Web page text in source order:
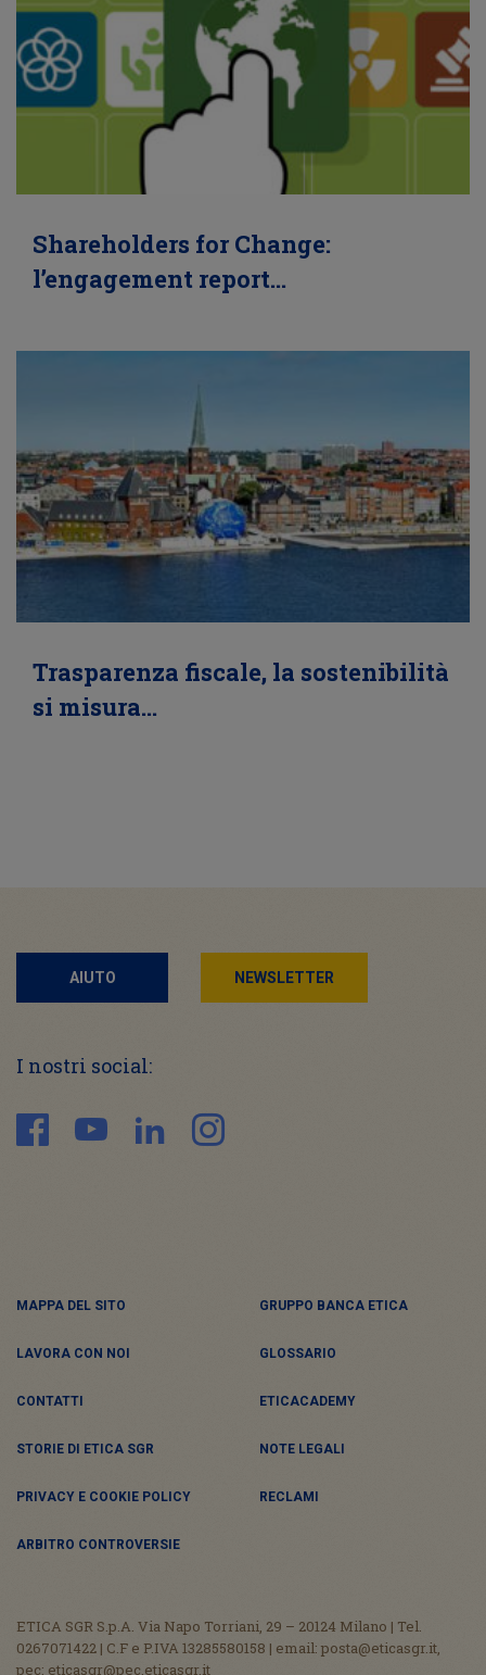
Shareholders for Change:
l’engagement report…
Trasparenza fiscale, la sostenibilità
si misura…
AIUTO NEWSLETTER
I nostri social:
MAPPA DEL SITO GRUPPO BANCA ETICA
LAVORA CON NOI GLOSSARIO
CONTATTI ETICACADEMY
STORIE DI ETICA SGR NOTE LEGALI
PRIVACY E COOKIE POLICY RECLAMI
ARBITRO CONTROVERSIE
ETICA SGR S.p.A. Via Napo Torriani, 29 – 20124 Milano | Tel.
0267071422 | C.F e P.IVA 13285580158 | email: posta@eticasgr.it,
pec: eticasgr@pec.eticasgr.it